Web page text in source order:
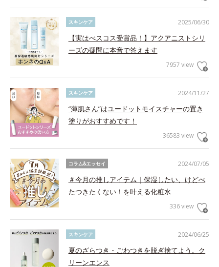
2025/06/30
スキンケア
【実はべスコス受賞品！】アクアニストシリ
ーズの疑問に本音で答えます
7957 view
2024/11/27
スキンケア
“薄肌さん”はユードットモイスチャーの置き
塗りがおすすめです！
36583 view
2024/07/05
コラム&エッセイ
＃今月の推しアイテム｜保湿したい、けどべ
たつきたくない！を叶える化粧水
336 view
2024/06/25
スキンケア
夏のざらつき・ごわつきを脱ぎ捨てよう。ク
リーンエンス